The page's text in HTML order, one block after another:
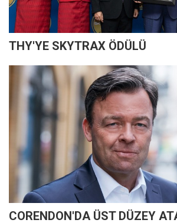
THY'YE SKYTRAX ÖDÜLÜ
CORENDON'DA ÜST DÜZEY